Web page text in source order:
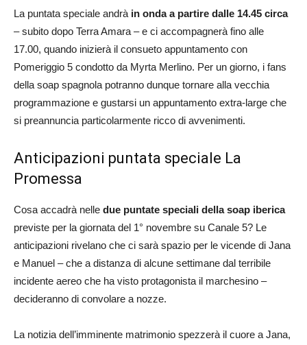
La puntata speciale andrà in onda a partire dalle 14.45 circa
– subito dopo Terra Amara – e ci accompagnerà fino alle
17.00, quando inizierà il consueto appuntamento con
Pomeriggio 5 condotto da Myrta Merlino. Per un giorno, i fans
della soap spagnola potranno dunque tornare alla vecchia
programmazione e gustarsi un appuntamento extra-large che
si preannuncia particolarmente ricco di avvenimenti.
Anticipazioni puntata speciale La
Promessa
Cosa accadrà nelle due puntate speciali della soap iberica
previste per la giornata del 1° novembre su Canale 5? Le
anticipazioni rivelano che ci sarà spazio per le vicende di Jana
e Manuel – che a distanza di alcune settimane dal terribile
incidente aereo che ha visto protagonista il marchesino –
decideranno di convolare a nozze.
La notizia dell’imminente matrimonio spezzerà il cuore a Jana,